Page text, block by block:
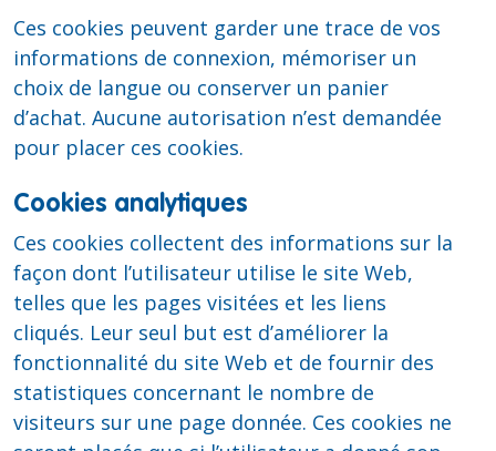
Ces cookies peuvent garder une trace de vos
informations de connexion, mémoriser un
choix de langue ou conserver un panier
d’achat. Aucune autorisation n’est demandée
pour placer ces cookies.
Cookies analytiques
Ces cookies collectent des informations sur la
façon dont l’utilisateur utilise le site Web,
telles que les pages visitées et les liens
cliqués. Leur seul but est d’améliorer la
fonctionnalité du site Web et de fournir des
statistiques concernant le nombre de
visiteurs sur une page donnée. Ces cookies ne